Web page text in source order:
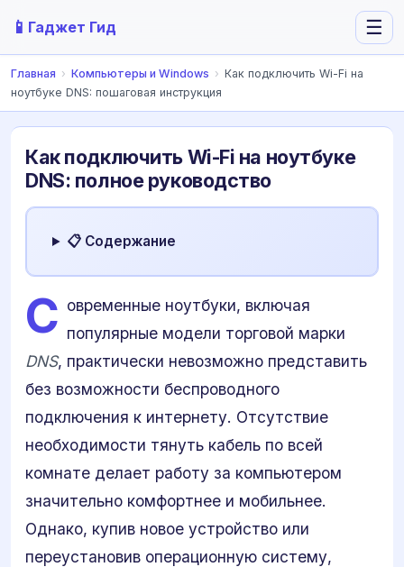
📱 Гаджет Гид ☰
Главная › Компьютеры и Windows › Как подключить Wi-Fi на
ноутбуке DNS: пошаговая инструкция
Как подключить Wi-Fi на ноутбуке
DNS: полное руководство
📋 Содержание
С овременные ноутбуки, включая
популярные модели торговой марки
DNS, практически невозможно представить
без возможности беспроводного
подключения к интернету. Отсутствие
необходимости тянуть кабель по всей
комнате делает работу за компьютером
значительно комфортнее и мобильнее.
Однако, купив новое устройство или
переустановив операционную систему,